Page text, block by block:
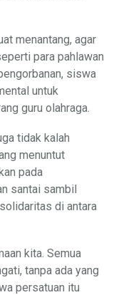
menantang, agar
para pahlawan
siswa
untuk
guru olahraga.
tidak kalah
menuntut
pada
santai sambil
di antara
kita. Semua
tanpa ada yang
persatuan itu